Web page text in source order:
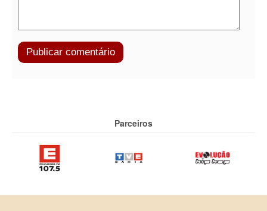
Parceiros